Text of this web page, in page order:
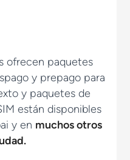
ofrecen paquetes
y prepago para
y paquetes de
están disponibles
y en muchos otros